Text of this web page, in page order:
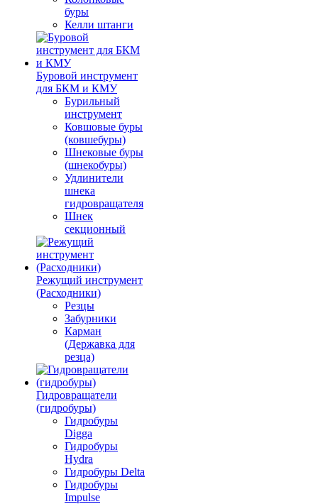
буры
Келли штанги
Буровой инструмент
для БКМ и КМУ
Бурильный
инструмент
Ковшовые буры
(ковшебуры)
Шнековые буры
(шнекобуры)
Удлинители
шнека
гидровращателя
Шнек
секционный
Режущий инструмент
(Расходники)
Резцы
Забурники
Карман
(Державка для
резца)
Гидровращатели
(гидробуры)
Гидробуры
Digga
Гидробуры
Hydra
Гидробуры Delta
Гидробуры
Impulse